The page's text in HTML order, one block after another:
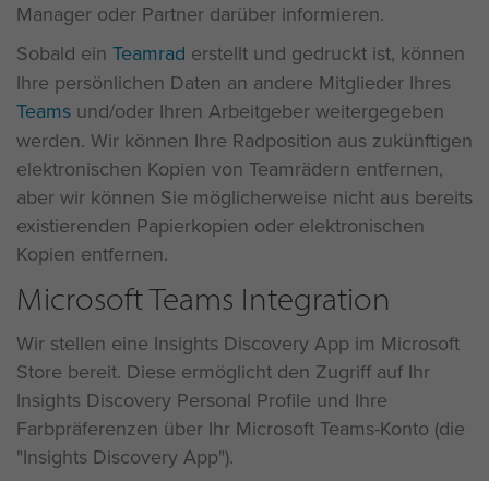
Manager oder Partner darüber informieren.
Sobald ein Teamrad erstellt und gedruckt ist, können
Ihre persönlichen Daten an andere Mitglieder Ihres
Teams und/oder Ihren Arbeitgeber weitergegeben
werden. Wir können Ihre Radposition aus zukünftigen
elektronischen Kopien von Teamrädern entfernen,
aber wir können Sie möglicherweise nicht aus bereits
existierenden Papierkopien oder elektronischen
Kopien entfernen.
Microsoft Teams Integration
Wir stellen eine Insights Discovery App im Microsoft
Store bereit. Diese ermöglicht den Zugriff auf Ihr
Insights Discovery Personal Profile und Ihre
Farbpräferenzen über Ihr Microsoft Teams-Konto (die
"Insights Discovery App").